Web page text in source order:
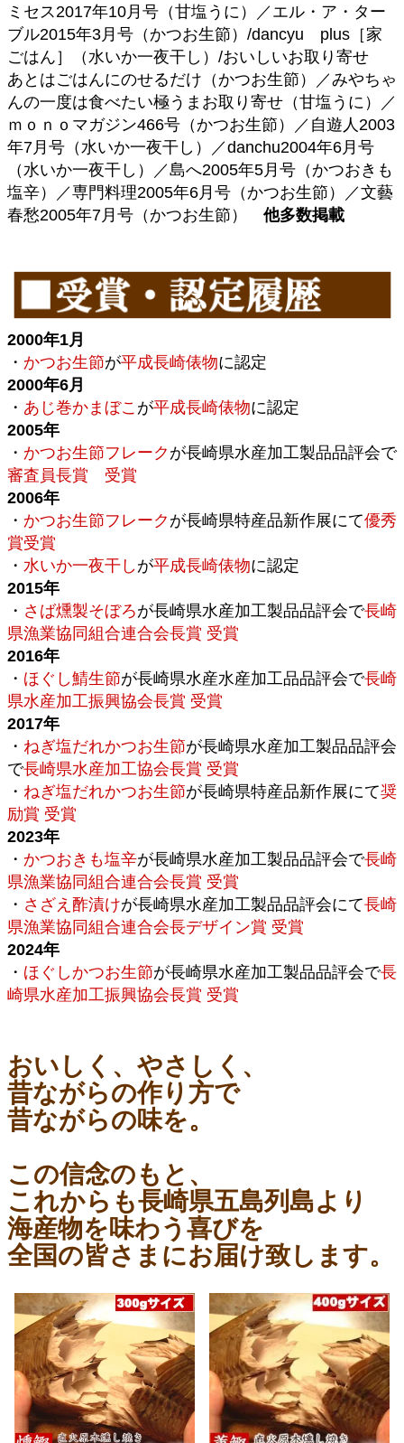
ミセス2017年10月号（甘塩うに）／エル・ア・ター
ブル2015年3月号（かつお生節）/dancyu plus［家
ごはん］（水いか一夜干し）/おいしいお取り寄せ
あとはごはんにのせるだけ（かつお生節）／みやちゃ
んの一度は食べたい極うまお取り寄せ（甘塩うに）／
ｍｏｎｏマガジン466号（かつお生節）／自遊人2003
年7月号（水いか一夜干し）／danchu2004年6月号
（水いか一夜干し）／島へ2005年5月号（かつおきも
塩辛）／専門料理2005年6月号（かつお生節）／文藝
春愁2005年7月号（かつお生節） 他多数掲載
2000年1月
・ かつお生節が平成長崎俵物に認定
2000年6月
・ あじ巻かまぼこ が平成長崎俵物に認定
2005年
・ かつお生節フレーク が長崎県水産加工製品品評会で
審査員長賞 受賞
2006年
・ かつお生節フレーク が長崎県特産品新作展にて優秀
賞受賞
・ 水いか一夜干し が平成長崎俵物に認定
2015年
・ さば燻製そぼろが長崎県水産加工製品品評会で長崎
県漁業協同組合連合会長賞 受賞
2016年
・ ほぐし鯖生節が長崎県水産水産加工品品評会で長崎
県水産加工振興協会長賞 受賞
2017年
・ ねぎ塩だれかつお生節が長崎県水産加工製品品評会
で長崎県水産加工協会長賞 受賞
・ ねぎ塩だれかつお生節が長崎県特産品新作展にて奨
励賞 受賞
2023年
・ かつおきも塩辛が長崎県水産加工製品品評会で長崎
県漁業協同組合連合会長賞 受賞
・ さざえ酢漬けが長崎県水産加工製品品評会にて長崎
県漁業協同組合連合会長デザイン賞 受賞
2024年
・ ほぐしかつお生節が長崎県水産加工製品品評会で長
崎県水産加工振興協会長賞 受賞
おいしく、やさしく、
昔ながらの作り方で
昔ながらの味を。
この信念のもと、
これからも長崎県五島列島より
海産物を味わう喜びを
全国の皆さまにお届け致します。